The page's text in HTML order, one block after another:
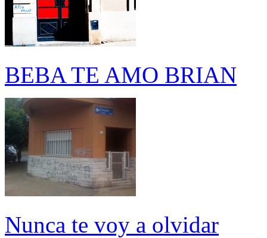
BEBA TE AMO BRIAN
Nunca te voy a olvidar